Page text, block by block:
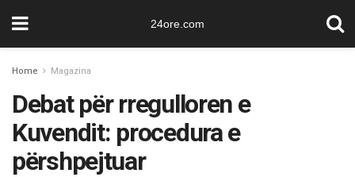
24ore.com
Home Magazina
Debat për rregulloren e
Kuvendit: procedura e
përshpejtuar